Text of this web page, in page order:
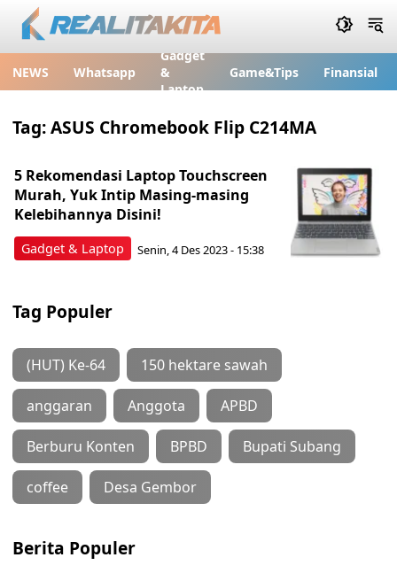
NEWS Whatsapp
Gadget
&
Laptop
Game&Tips Finansial
Tag:ASUS Chromebook Flip C214MA
Gadget & Laptop
5 Rekomendasi Laptop Touchscreen
Murah, Yuk Intip Masing-masing
Kelebihannya Disini!
Senin, 4 Des 2023 - 15:38
Tag Populer
(HUT) Ke-64 150 hektare sawah
anggaran Anggota APBD
Berburu Konten BPBD Bupati Subang
coffee Desa Gembor
Berita Populer